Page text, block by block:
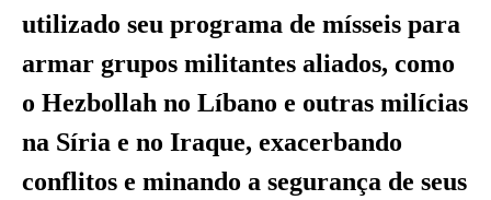
utilizado seu programa de mísseis para
armar grupos militantes aliados, como
o Hezbollah no Líbano e outras milícias
na Síria e no Iraque, exacerbando
conflitos e minando a segurança de seus